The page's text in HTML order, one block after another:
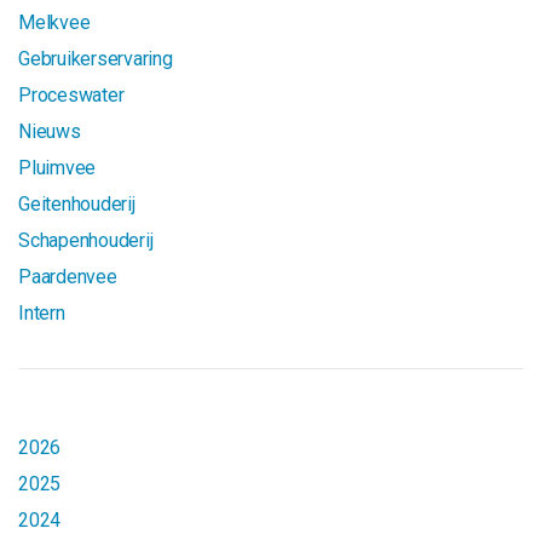
Melkvee
Gebruikerservaring
Proceswater
Nieuws
Pluimvee
Geitenhouderij
Schapenhouderij
Paardenvee
Intern
2026
2025
2024